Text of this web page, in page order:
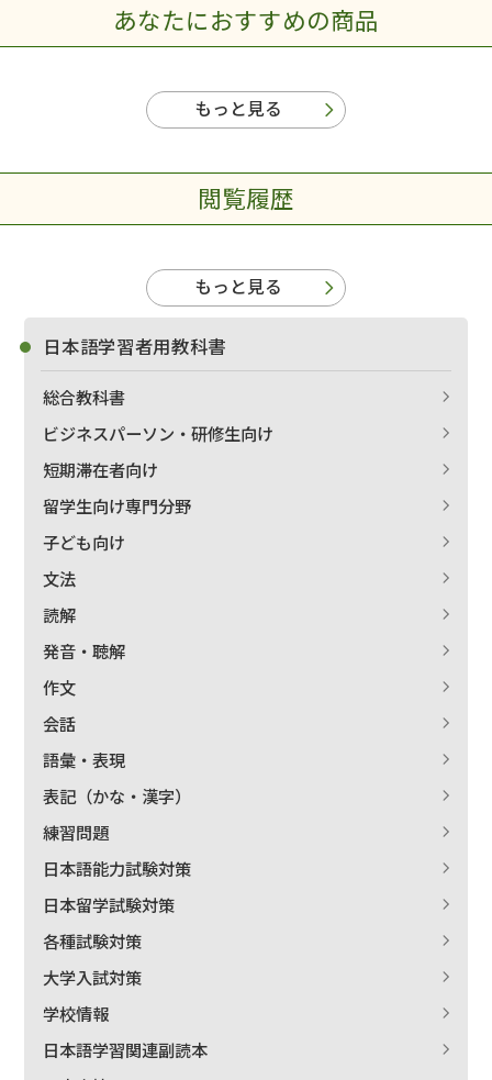
あなたにおすすめの商品
もっと見る
閲覧履歴
もっと見る
日本語学習者用教科書
総合教科書
ビジネスパーソン・研修生向け
短期滞在者向け
留学生向け専門分野
子ども向け
文法
読解
発音・聴解
作文
会話
語彙・表現
表記（かな・漢字）
練習問題
日本語能力試験対策
日本留学試験対策
各種試験対策
大学入試対策
学校情報
日本語学習関連副読本